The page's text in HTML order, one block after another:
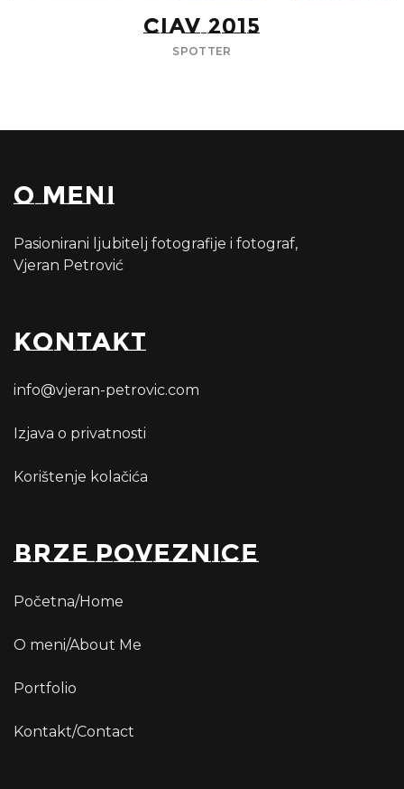
CIAV 2015
SPOTTER
O meni
Pasionirani ljubitelj fotografije i fotograf,
Vjeran Petrović
Kontakt
info@vjeran-petrovic.com
Izjava o privatnosti
Korištenje kolačića
Brze poveznice
Početna/Home
O meni/About Me
Portfolio
Kontakt/Contact